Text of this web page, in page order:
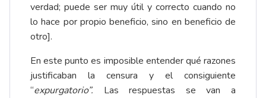
verdad; puede ser muy útil y correcto cuando no
lo hace por propio beneficio, sino en beneficio de
otro].
En este punto es imposible entender qué razones
justificaban la censura y el consiguiente
“expurgatorio”. Las respuestas se van a